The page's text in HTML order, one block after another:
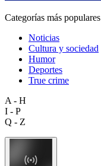
Categorías más populares
Noticias
Cultura y sociedad
Humor
Deportes
True crime
A - H
I - P
Q - Z